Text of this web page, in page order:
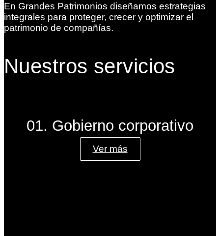
En Grandes Patrimonios diseñamos estrategias
integrales para proteger, crecer y optimizar el
patrimonio de compañías.
Nuestros servicios
01. Gobierno corporativo
Ver más